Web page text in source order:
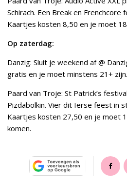
Schirach. Een Break en
Kaartjes kosten 8,50 en je moet
Op zaterdag:
Danzig: Sluit je weekend af @
gratis en je moet minstens 21+ zijn.
Paard van Troje: St Patrick’s
Pizdabolkin. Vier dit Ierse feest in
Kaartjes kosten 27,50 en je moet
komen.